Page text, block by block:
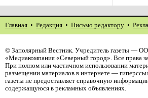
Главная • Редакция • Письмо редактору •
© Заполярный Вестник. Учредитель газеты —
«Медиакомпания «Северный город». Все права
При полном или частичном использовании
размещении материалов в интернете —
газеты не предоставляет справочную
содержащуюся в рекламных объявлениях.